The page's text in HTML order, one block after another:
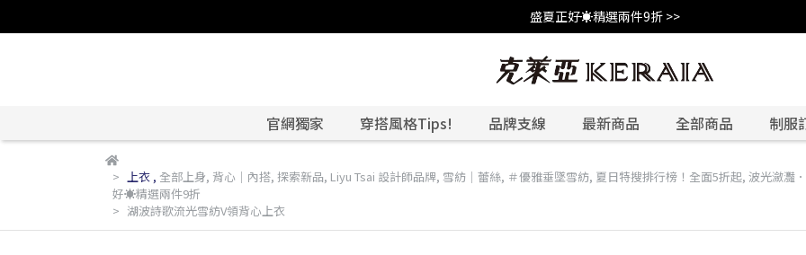
盛夏正好☀️精選兩件9折 >>
官網獨家 穿搭風格Tips! 品牌支線 最新商品 全部商品 制服
上衣 , 全部上身, 背心｜內搭, 探索新品, Liyu Tsai 設計師品牌, 雪紡｜蕾絲, ＃優雅垂墜雪紡, 夏日特搜排行榜！全面5折起, 波光瀲灩
好☀️精選兩件9折
湖波詩歌流光雪紡V領背心上衣